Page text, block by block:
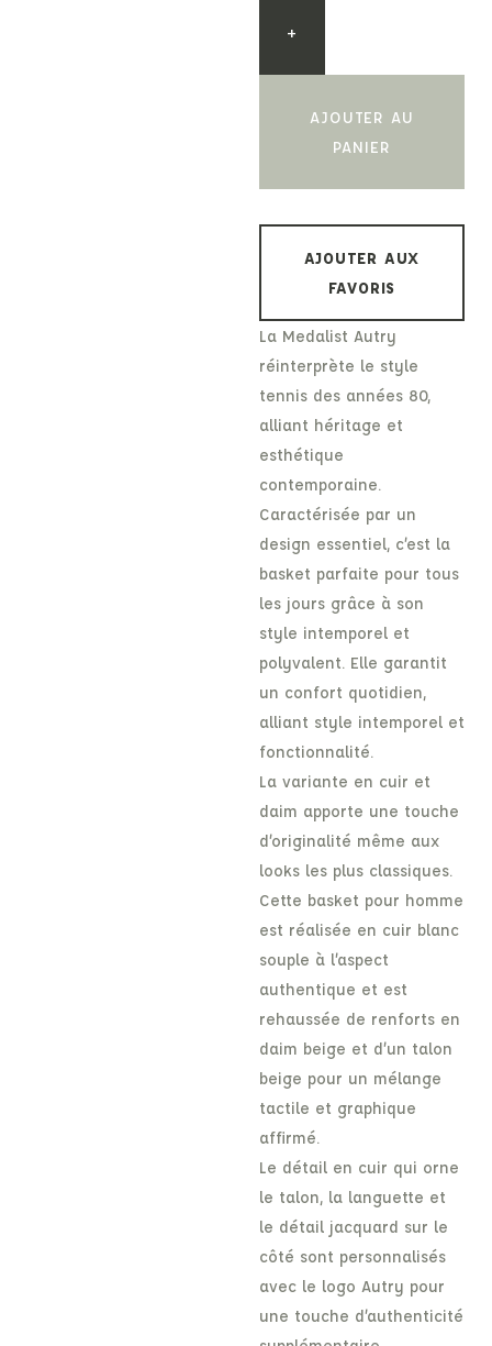
+
AJOUTER AU
PANIER
AJOUTER AUX
FAVORIS
La Medalist Autry
réinterprète le style
tennis des années 80,
alliant héritage et
esthétique
contemporaine.
Caractérisée par un
design essentiel, c’est la
basket parfaite pour tous
les jours grâce à son
style intemporel et
polyvalent. Elle garantit
un confort quotidien,
alliant style intemporel et
fonctionnalité.
La variante en cuir et
daim apporte une touche
d’originalité même aux
looks les plus classiques.
Cette basket pour homme
est réalisée en cuir blanc
souple à l’aspect
authentique et est
rehaussée de renforts en
daim beige et d’un talon
beige pour un mélange
tactile et graphique
affirmé.
Le détail en cuir qui orne
le talon, la languette et
le détail jacquard sur le
côté sont personnalisés
avec le logo Autry pour
une touche d’authenticité